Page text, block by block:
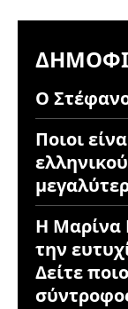
Ο
Ποιοι
Η Μαρίνα
την
Δείτε